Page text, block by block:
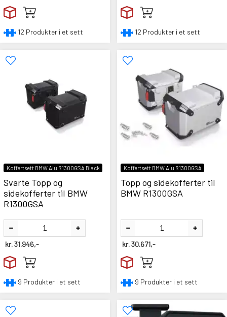
12 Produkter i et sett 12 Produkter i et sett
Koffertsett BMW Alu R1300GSA Black
Svarte Topp og
sidekofferter til BMW
R1300GSA
kr.31.946,-
9 Produkter i et sett
Koffertsett BMW Alu R1300GSA
Topp og sidekofferter til
BMW R1300GSA
kr.30.671,-
9 Produkter i et sett